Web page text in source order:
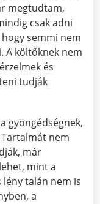
megtudtam,
csak adni
semmi nem
A költőknek nem
és
tudják
gyöngédségnek,
nem
már
mint a
lény talán nem is
a